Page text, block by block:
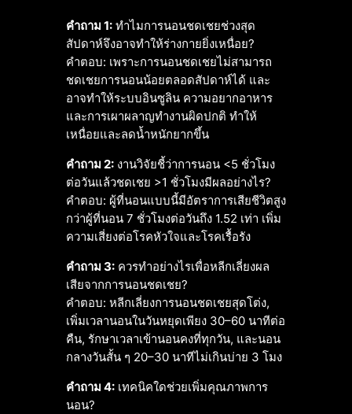
คำถาม 1:ทำไมการนอนชดเชยช่วงสุด
สัปดาห์จึงอาจทำให้ร่างกายยิ่งเหนื่อย?
คำตอบ: เพราะการนอนชดเชยไม่สามารถ
ชดเชยการนอนน้อยตลอดสัปดาห์ได้ และ
อาจทำให้ระบบอินซูลิน ความอยากอาหาร
และการเผาผลาญทำงานผิดปกติ ทำให้
เหนื่อยและลดน้ำหนักยากขึ้น
คำถาม 2:งานวิจัยชี้ว่าการนอน <5 ชั่วโมง
ต่อวันแล้วชดเชย >1 ชั่วโมงมีผลอย่างไร?
คำตอบ: ผู้ที่นอนแบบนี้มีอัตราการเสียชีวิตสูง
กว่าผู้ที่นอน 7 ชั่วโมงต่อวันถึง 1.52 เท่า เพิ่ม
ความเสี่ยงต่อโรคหัวใจและโรคเรื้อรัง
คำถาม 3:ควรทำอย่างไรเพื่อหลีกเลี่ยงผล
เสียจากการนอนชดเชย?
คำตอบ: หลีกเลี่ยงการนอนชดเชยสุดโต่ง,
เพิ่มเวลานอนในวันหยุดเพียง 30–60 นาทีต่อ
คืน, รักษาเวลาเข้านอนคงที่ทุกวัน, และนอน
กลางวันสั้น ๆ 20–30 นาทีไม่เกินบ่าย 3 โมง
คำถาม 4:เทคนิคใดช่วยเพิ่มคุณภาพการ
นอน?